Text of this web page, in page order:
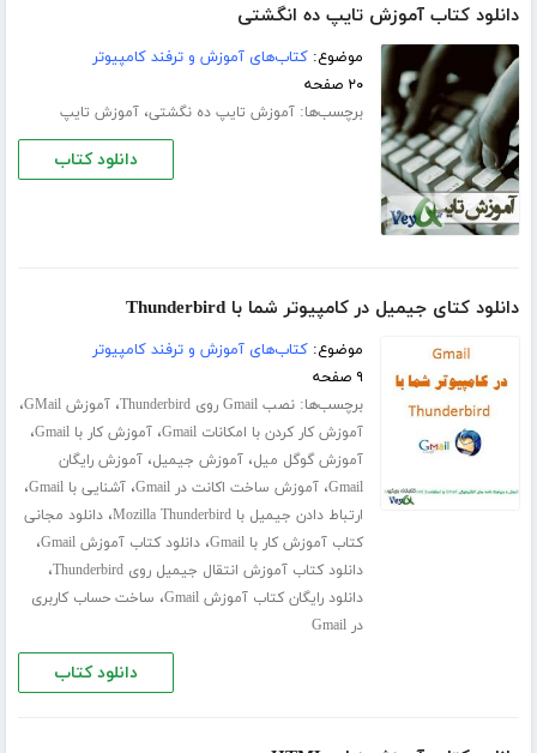
دانلود کتاب آموزش تایپ ده انگشتی
موضوع:کتاب‌های آموزش و ترفند کامپیوتر
۲۰ صفحه
برچسب‌ها:آموزش تایپ ده‌ نگشتی،آموزش تایپ
دانلود کتاب
دانلود کتای جیمیل در کامپیوتر شما با Thunderbird
موضوع:کتاب‌های آموزش و ترفند کامپیوتر
۹ صفحه
برچسب‌ها:نصب Gmail روی Thunderbird ،آموزش GMail ،
آموزش کار کردن با امکانات Gmail ،آموزش کار با Gmail ،
آموزش گوگل میل،آموزش جیمیل،آموزش رایگان
Gmail،آموزش ساخت اکانت در Gmail ،آشنایی با Gmail ،
ارتباط دادن جیمیل با Mozilla Thunderbird ،دانلود مجانی
کتاب آموزش کار با Gmail
،دانلود کتاب آموزش Gmail ،
دانلود کتاب آموزش انتقال جیمیل روی Thunderbird ،
دانلود رایگان کتاب آموزش Gmail ، ساخت حساب کاربری
در Gmail
دانلود کتاب